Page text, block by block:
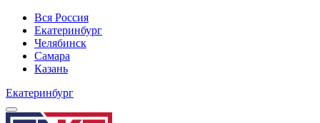
Вся Россия
Екатеринбург
Челябинск
Самара
Казань
Екатеринбург